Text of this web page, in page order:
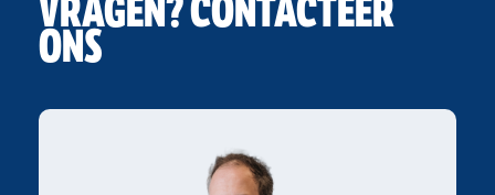
VRAGEN? CONTACTEER
ONS